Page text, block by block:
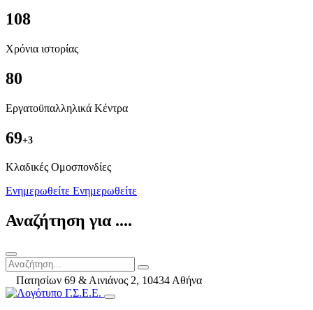
108
Χρόνια ιστορίας
80
Εργατοϋπαλληλικά Κέντρα
69+3
Kλαδικές Ομοσπονδίες
Ενημερωθείτε Ενημερωθείτε
Αναζήτηση για ....
Πατησίων 69 & Αινιάνος 2, 10434 Αθήνα